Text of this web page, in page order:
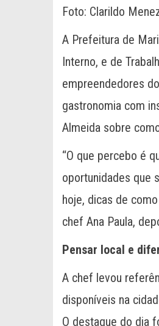
Foto: Clarildo
A Prefeitura de
Interno, e de
empreendedores
gastronomia com
Almeida sobre
“O que percebo é
oportunidades que
hoje, dicas de
chef Ana Paula,
Pensar local e
A chef levou
disponíveis na
O destaque do dia